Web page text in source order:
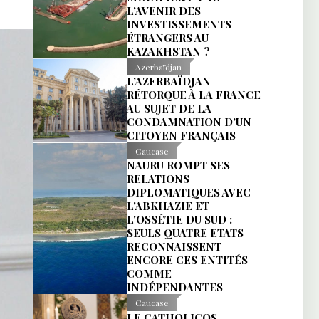
L’AVENIR DES
INVESTISSEMENTS
ÉTRANGERS AU
KAZAKHSTAN ?
Azerbaïdjan
L’AZERBAÏDJAN
RÉTORQUE À LA FRANCE
AU SUJET DE LA
CONDAMNATION D’UN
CITOYEN FRANÇAIS
Caucase
NAURU ROMPT SES
RELATIONS
DIPLOMATIQUES AVEC
L'ABKHAZIE ET
L'OSSÉTIE DU SUD :
SEULS QUATRE ETATS
RECONNAISSENT
ENCORE CES ENTITÉS
COMME
INDÉPENDANTES
Caucase